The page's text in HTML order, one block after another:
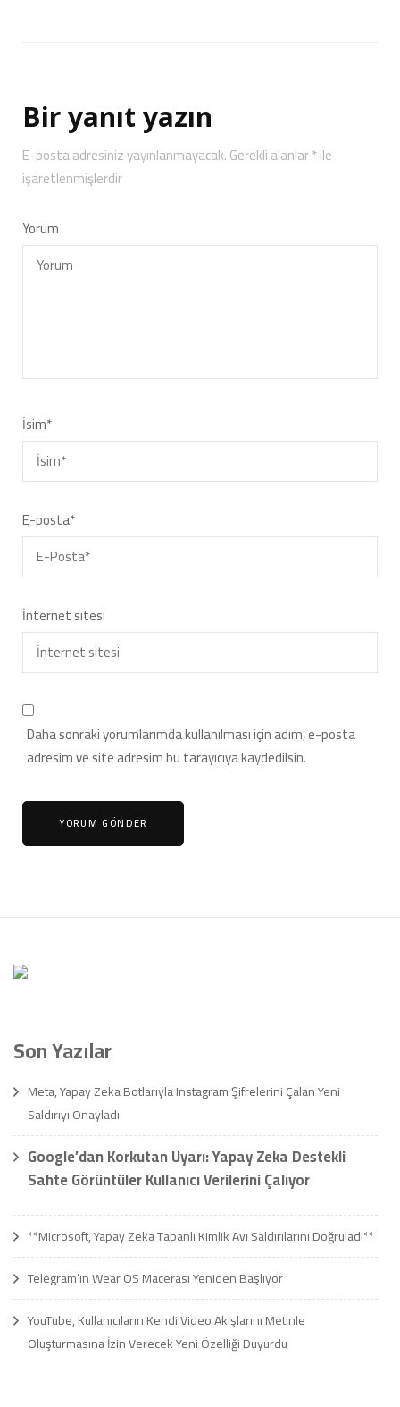
Bir yanıt yazın
E-posta adresiniz yayınlanmayacak.Gerekli alanlar*ile
işaretlenmişlerdir
Yorum
İsim*
E-posta*
İnternet sitesi
Daha sonraki yorumlarımda kullanılması için adım, e-posta
adresim ve site adresim bu tarayıcıya kaydedilsin.
Son Yazılar
Meta, Yapay Zeka Botlarıyla Instagram Şifrelerini Çalan Yeni
Saldırıyı Onayladı
Google’dan Korkutan Uyarı: Yapay Zeka Destekli
Sahte Görüntüler Kullanıcı Verilerini Çalıyor
**Microsoft, Yapay Zeka Tabanlı Kimlik Avı Saldırılarını Doğruladı**
Telegram’ın Wear OS Macerası Yeniden Başlıyor
YouTube, Kullanıcıların Kendi Video Akışlarını Metinle
Oluşturmasına İzin Verecek Yeni Özelliği Duyurdu